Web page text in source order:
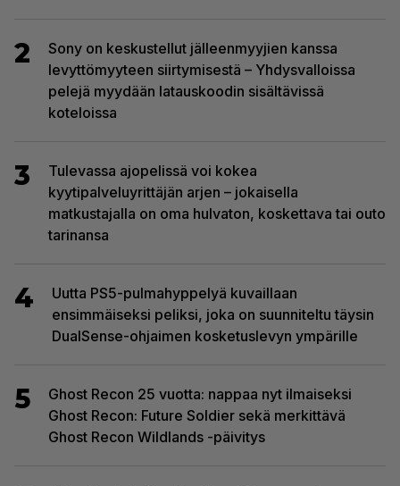
2
Sony on keskustellut jälleenmyyjien kanssa
levyttömyyteen siirtymisestä – Yhdysvalloissa
pelejä myydään latauskoodin sisältävissä
koteloissa
3
Tulevassa ajopelissä voi kokea
kyytipalveluyrittäjän arjen – jokaisella
matkustajalla on oma hulvaton, koskettava tai outo
tarinansa
4
Uutta PS5-pulmahyppelyä kuvaillaan
ensimmäiseksi peliksi, joka on suunniteltu täysin
DualSense-ohjaimen kosketuslevyn ympärille
5
Ghost Recon 25 vuotta: nappaa nyt ilmaiseksi
Ghost Recon: Future Soldier sekä merkittävä
Ghost Recon Wildlands -päivitys